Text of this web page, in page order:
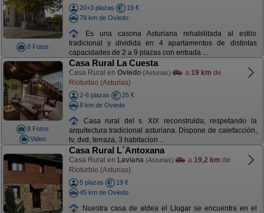
8 Fotos
20+3 plazas
19 €
78 km de Oviedo
Es una casona Asturiana rehabilitada al estilo
tradicional y dividida en 4 apartamentos de distintas
capacidades de 2 a 9 plazas con entrada ...
8 Fotos
Video
Casa Rural La Cuesta
Casa Rural en Oviedo (Asturias) a 19 km de
Rioturbio (Asturias)
2-6 plazas
25 €
8 km de Oviedo
Casa rural del s. XIX reconstruida, respetando la
arquitectura tradicional asturiana. Dispone de calefacción,
tv, dvd, terraza, 3 habitacion ...
Casa Rural L´Antoxana
Casa Rural en Laviana (Asturias) a 19,2 km de
Rioturbio (Asturias)
5 plazas
19 €
45 km de Oviedo
Nuestra casa de aldea el Llugar se encuentra en el